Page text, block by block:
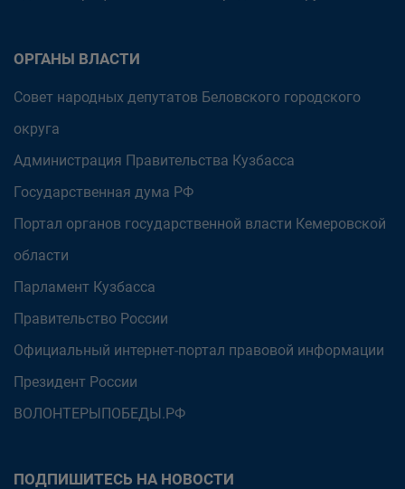
ОРГАНЫ ВЛАСТИ
Совет народных депутатов Беловского городского
округа
Администрация Правительства Кузбасса
Государственная дума РФ
Портал органов государственной власти Кемеровской
области
Парламент Кузбасса
Правительство России
Официальный интернет-портал правовой информации
Президент России
ВОЛОНТЕРЫПОБЕДЫ.РФ
ПОДПИШИТЕСЬ НА НОВОСТИ